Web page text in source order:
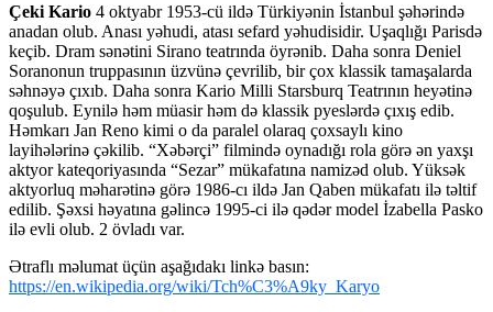
Çeki Kario 4 oktyabr 1953-cü ildə Türkiyənin İstanbul şəhərində
anadan olub. Anası yəhudi, atası sefard yəhudisidir. Uşaqlığı Parisdə
keçib. Dram sənətini Sirano teatrında öyrənib. Daha sonra Deniel
Soranonun truppasının üzvünə çevrilib, bir çox klassik tamaşalarda
səhnəyə çıxıb. Daha sonra Kario Milli Starsburq Teatrının heyətinə
qoşulub. Eynilə həm müasir həm də klassik pyeslərdə çıxış edib.
Həmkarı Jan Reno kimi o da paralel olaraq çoxsaylı kino
layihələrinə çəkilib. “Xəbərçi” filmində oynadığı rola görə ən yaxşı
aktyor kateqoriyasında “Sezar” mükafatına namizəd olub. Yüksək
aktyorluq məharətinə görə 1986-cı ildə Jan Qaben mükafatı ilə təltif
edilib. Şəxsi həyatına gəlincə 1995-ci ilə qədər model İzabella Pasko
ilə evli olub. 2 övladı var.
Ətraflı məlumat üçün aşağıdakı linkə basın:
https://en.wikipedia.org/wiki/Tch%C3%A9ky_Karyo